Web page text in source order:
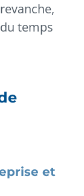
temps
et